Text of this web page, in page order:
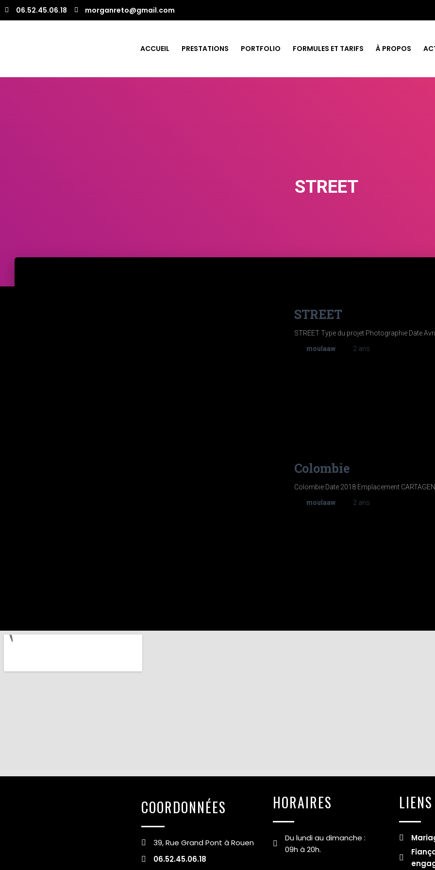
06.52.45.06.18 morganreto@gmail.com
ACCUEIL PRESTATIONS PORTFOLIO FORMULES ET TARIFS À PROPOS
STREET
STREET
STREET Type du projet Photographie Date
moulaaw, il y a 2 ans
Colombie
Colombie Date 2018 Emplacement
moulaaw, il y a 2 ans
COORDONNÉES
39, Rue Grand Pont à Rouen
06.52.45.06.18
HORAIRES
Du lundi au dimanche :
09h à 20h.